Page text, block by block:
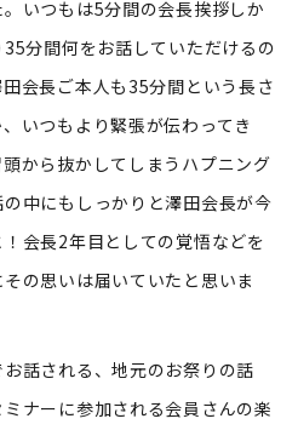
いつもは5分間の会長挨拶しか
分間何をお話していただけるの
会長ご本人も35分間という長さ
いつもより緊張が伝わってき
から抜かしてしまうハプニング
中にもしっかりと澤田会長が今
会長2年目としての覚悟などを
の思いは届いていたと思いま
話される、地元のお祭りの話
ナーに参加される会員さんの楽